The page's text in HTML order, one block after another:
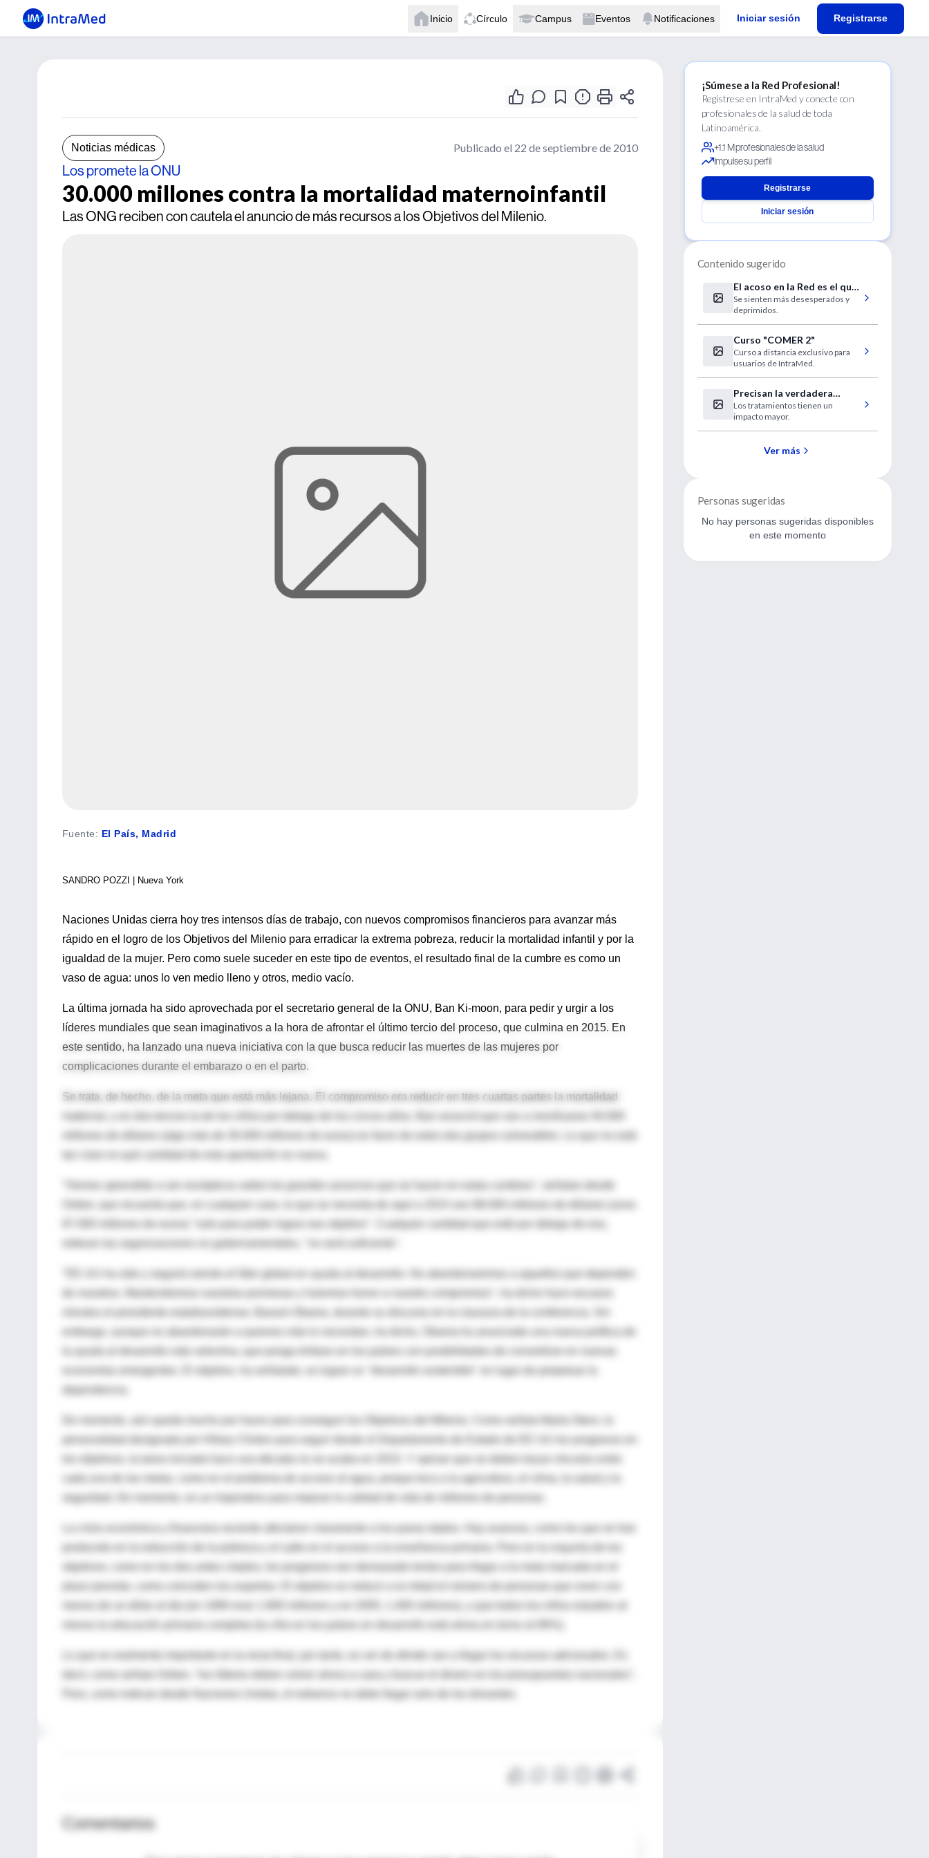
Inicio Círculo Campus Eventos Notificaciones Iniciar sesión Registrarse
Noticias médicas Publicado el 22 de septiembre de 2010
Los promete la ONU
30.000 millones contra la mortalidad maternoinfantil
Las ONG reciben con cautela el anuncio de más recursos a los Objetivos del Milenio.
Fuente: El País, Madrid
SANDRO POZZI | Nueva York
Naciones Unidas cierra hoy tres intensos días de trabajo, con nuevos compromisos financieros para avanzar más
rápido en el logro de los Objetivos del Milenio para erradicar la extrema pobreza, reducir la mortalidad infantil y por la
igualdad de la mujer. Pero como suele suceder en este tipo de eventos, el resultado final de la cumbre es como un
vaso de agua: unos lo ven medio lleno y otros, medio vacío.
La última jornada ha sido aprovechada por el secretario general de la ONU, Ban Ki-moon, para pedir y urgir a los
líderes mundiales que sean imaginativos a la hora de afrontar el último tercio del proceso, que culmina en 2015. En
este sentido, ha lanzado una nueva iniciativa con la que busca reducir las muertes de las mujeres por
complicaciones durante el embarazo o en el parto.
Se trata, de hecho, de la meta que está más lejana. El compromiso era reducir en tres cuartas partes la mortalidad
millones de dólares (algo más de 30.000 millones de euros) en favor de estos dos grupos vulnerables. Lo que no está
tan claro es qué cantidad de esta aportación es nueva.
"Hemos aprendido a ser escépticos sobre los grandes anuncios que se hacen en estas cumbres", señalan desde
Oxfam, que recuerda que, en cualquier caso, lo que se necesita de aquí a 2015 son 88.000 millones de dólares (unos
67.000 millones de euros) "solo para poder lograr ese objetivo". Cualquier cantidad que esté por debajo de eso,
reiteran las organizaciones no gubernamentales, "no será suficiente".
"EE UU ha sido y seguirá siendo el líder global en ayuda al desarrollo. No abandonaremos a aquellos que dependen
embargo, aunque no abandonarán a quienes más lo necesitan, ha dicho, Obama ha anunciado una nueva política de
la ayuda al desarrollo más selectiva, que ponga énfasis en los países con posibilidades de convertirse en nuevas
economías emergentes. El objetivo, ha señalado, es lograr un "desarrollo sostenible" en lugar de perpetuar la
dependencia.
De momento, aún queda mucho por hacer para conseguir los Objetivos del Milenio. Como señala María Otero, la
personalidad designada por Hillary Clinton para seguir desde el Departamento de Estado de EE UU los progresos en
cada una de las metas, como en el problema de acceso al agua, porque toca a la agricultura, el clima, la salud y la
seguridad. De momento, es un imperativo para mejorar la calidad de vida de millones de personas.
producido en la reducción de la pobreza y el salto en el acceso a la enseñanza primaria. Pero en la mayoría de los
objetivos, como en los dos antes citados, los progresos son demasiado lentos para llegar a la meta marcada en el
Lo que es realmente importante en la recta final, por tanto, es ver de dónde van a llegar los recursos adicionales. Es
decir, como señala Oxfam, "los líderes deben volver ahora a casa y buscar el dinero en los presupuestos nacionales".
Pero, como indican desde Naciones Unidas, el esfuerzo no debe llegar solo de los donantes.
Comentarios
¡Súmese a la Red Profesional!
Regístrese en IntraMed y conecte con
profesionales de la salud de toda
Latinoamérica.
+1.1 M profesionales de la salud
Impulse su perfil
Registrarse
Iniciar sesión
Contenido sugerido
El acoso en la Red es el que
más lágrimas provoca
Se sienten más desesperados y
deprimidos.
Curso "COMER 2"
Curso a distancia exclusivo para
usuarios de IntraMed.
Precisan la verdadera
utilidad de la mamografía
Los tratamientos tienen un
impacto mayor.
Ver más
Personas sugeridas
No hay personas sugeridas disponibles
en este momento